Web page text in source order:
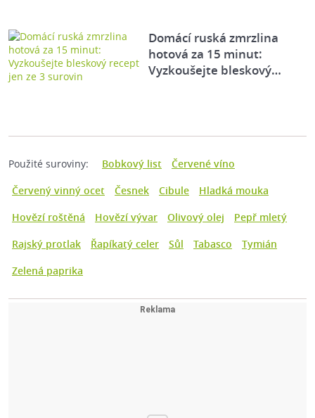
Domácí ruská zmrzlina
hotová za 15 minut:
Vyzkoušejte bleskový…
Použité suroviny: Bobkový list
Červené víno
Červený vinný ocet
Česnek Cibule
Hladká mouka
Hovězí roštěná
Hovězí vývar Olivový olej
Pepř mletý
Rajský protlak
Řapíkatý celer Sůl Tabasco
Tymián
Zelená paprika